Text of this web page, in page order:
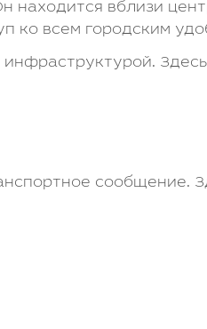
вблизи
ко всем городским
сообщение.